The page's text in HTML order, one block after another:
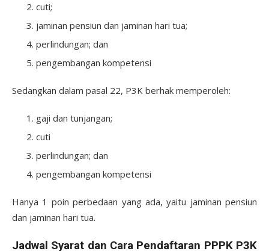
cuti;
jaminan pensiun dan jaminan hari tua;
perlindungan; dan
pengembangan kompetensi
Sedangkan dalam pasal 22, P3K berhak memperoleh:
gaji dan tunjangan;
cuti
perlindungan; dan
pengembangan kompetensi
Hanya 1 poin perbedaan yang ada, yaitu jaminan pensiun
dan jaminan hari tua.
Jadwal Syarat dan Cara Pendaftaran PPPK P3K